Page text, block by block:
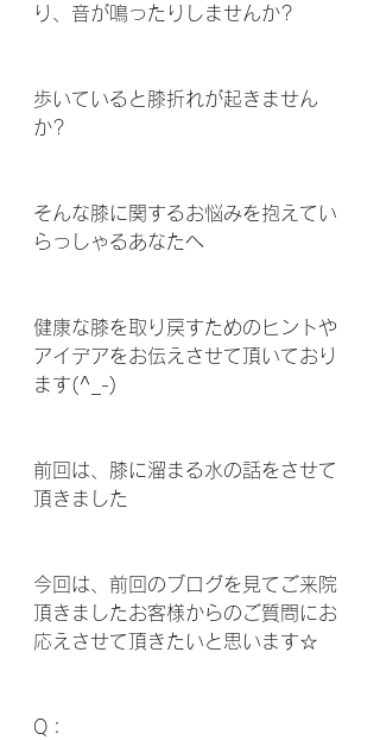
り、音が鳴ったりしませんか?
歩いていると膝折れが起きません
か?
そんな膝に関するお悩みを抱えてい
らっしゃるあなたへ
健康な膝を取り戻すためのヒントや
アイデアをお伝えさせて頂いており
ます(^_-)
前回は、膝に溜まる水の話をさせて
頂きました
今回は、前回のブログを見てご来院
頂きましたお客様からのご質問にお
応えさせて頂きたいと思います☆
Q：